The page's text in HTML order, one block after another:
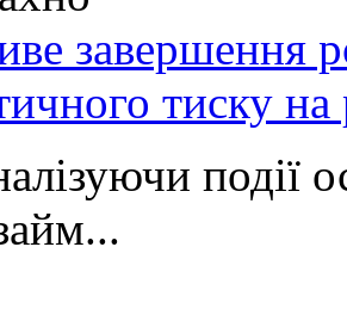
завершення
тиску
події